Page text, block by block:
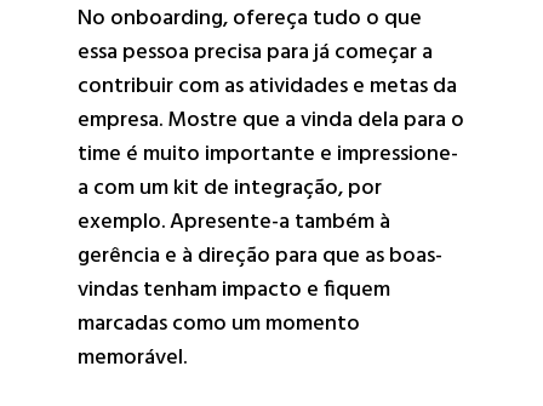
No onboarding, ofereça tudo o que
essa pessoa precisa para já começar a
contribuir com as atividades e metas da
empresa. Mostre que a vinda dela para o
time é muito importante e impressione-
a com um kit de integração, por
exemplo. Apresente-a também à
gerência e à direção para que as boas-
vindas tenham impacto e fiquem
marcadas como um momento
memorável.